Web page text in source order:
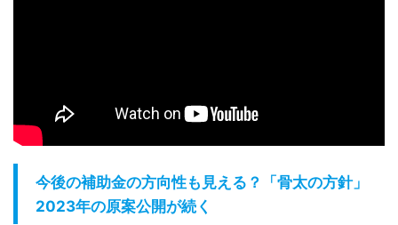
今後の補助金の方向性も見える？「骨太の方針」
2023年の原案公開が続く